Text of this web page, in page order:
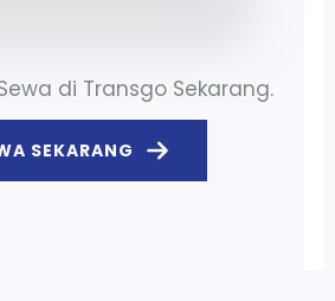
di Transgo Sekarang.
SEKARANG